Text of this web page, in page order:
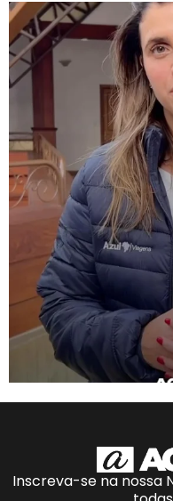
Inscreva-se na nossa